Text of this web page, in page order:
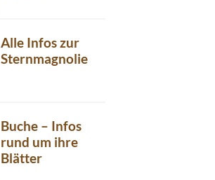
Alle Infos zur
Sternmagnolie
Buche – Infos
rund um ihre
Blätter